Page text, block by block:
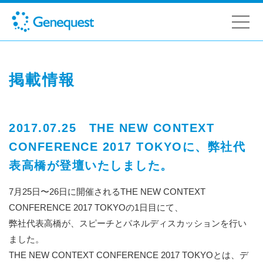
掲載情報
2017.07.25 THE NEW CONTEXT
CONFERENCE 2017 TOKYOに、弊社代
表高橋が登壇いたしました。
7月25日〜26日に開催されるTHE NEW CONTEXT
CONFERENCE 2017 TOKYOの1日目にて、
弊社代表高橋が、スピーチとパネルディスカッションを行い
ました。
THE NEW CONTEXT CONFERENCE 2017 TOKYOとは、デ